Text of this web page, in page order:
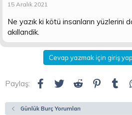
15 Aralık 2021
Ne yazık ki kötü insanların yüzlerini
akıllandik.
Cevap yazmak için giriş
Paylaş: Facebook
Twitter Reddit
Günlük Burç Yorumları